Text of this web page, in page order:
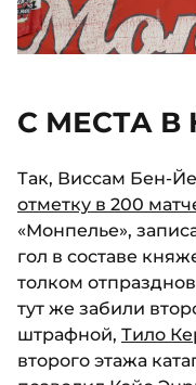
С МЕСТА В
Так, Виссам Бен-
отметку в 200
«Монпелье»,
гол в составе
толком
тут же забили
штрафной, Тило
второго этажа